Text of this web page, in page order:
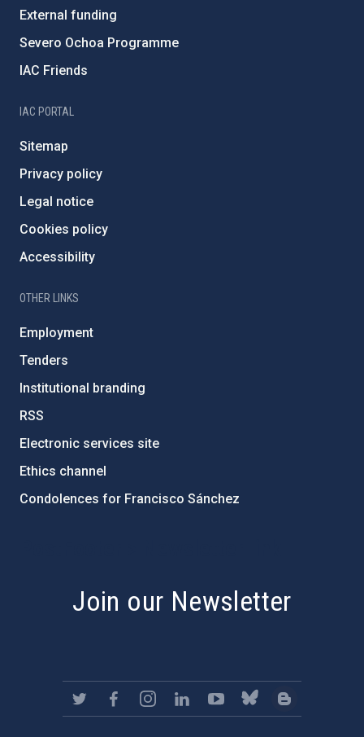
External funding
Severo Ochoa Programme
IAC Friends
IAC PORTAL
Sitemap
Privacy policy
Legal notice
Cookies policy
Accessibility
OTHER LINKS
Employment
Tenders
Institutional branding
RSS
Electronic services site
Ethics channel
Condolences for Francisco Sánchez
Join our Newsletter